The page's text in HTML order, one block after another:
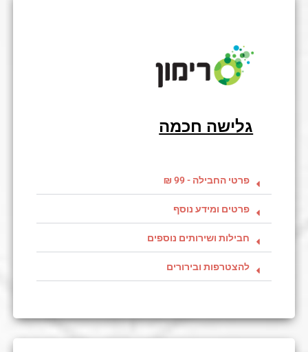
גלישה חכמה
פרטי החבילה - 99 ₪
פרטים ומידע נוסף
חבילות ושירותים נוספים
להצטרפות ובירורים